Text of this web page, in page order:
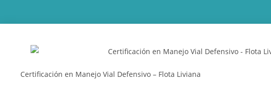
Certificación en Manejo Vial Defensivo – Flota Liviana